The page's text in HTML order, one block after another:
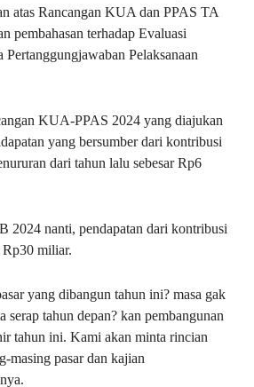
atas Rancangan KUA dan PPAS TA
pembahasan terhadap Evaluasi
Pertanggungjawaban Pelaksanaan
KUA-PPAS 2024 yang diajukan
yang bersumber dari kontribusi
dari tahun lalu sebesar Rp6
2024 nanti, pendapatan dari kontribusi
miliar.
yang dibangun tahun ini? masa gak
serap tahun depan? kan pembangunan
tahun ini. Kami akan minta rincian
masing pasar dan kajian